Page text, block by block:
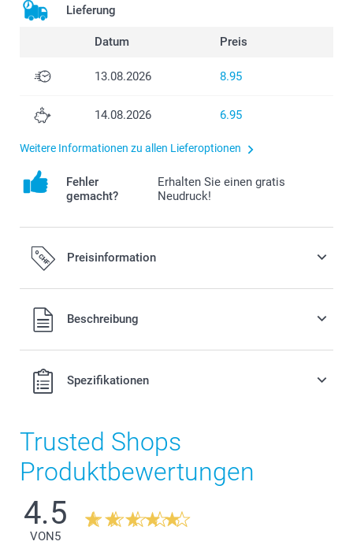
Lieferung
Datum Preis
13.08.2026 8.95
14.08.2026 6.95
Weitere Informationen zu allen Lieferoptionen
Fehler
gemacht?
Erhalten Sie einen gratis
Neudruck!
Preisinformation
Alle Preise verstehen sich in Schweizer Franken (CHF) inkl.
MwSt. und zzgl. Versandkosten.
Beschreibung
Spezifikationen
Trusted Shops
Produktbewertungen
4.5
VON 5